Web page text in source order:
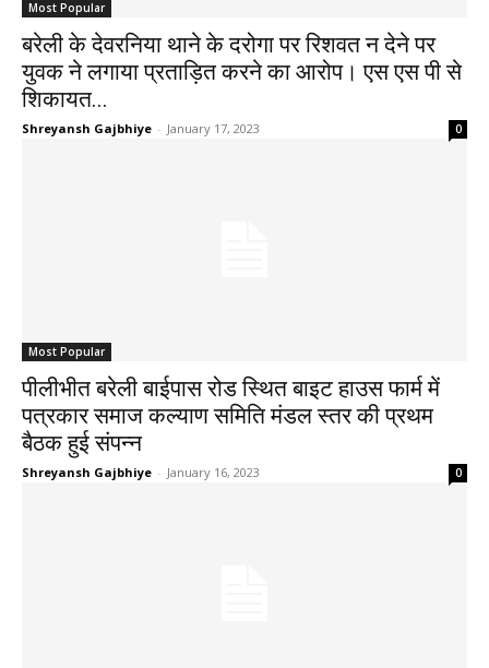
Most Popular
बरेली के देवरनिया थाने के दरोगा पर रिशवत न देने पर
युवक ने लगाया प्रताड़ित करने का आरोप। एस एस पी से
शिकायत...
Shreyansh Gajbhiye - January 17, 2023 0
Most Popular
पीलीभीत बरेली बाईपास रोड स्थित बाइट हाउस फार्म में
पत्रकार समाज कल्याण समिति मंडल स्तर की प्रथम
बैठक हुई संपन्न
Shreyansh Gajbhiye - January 16, 2023 0